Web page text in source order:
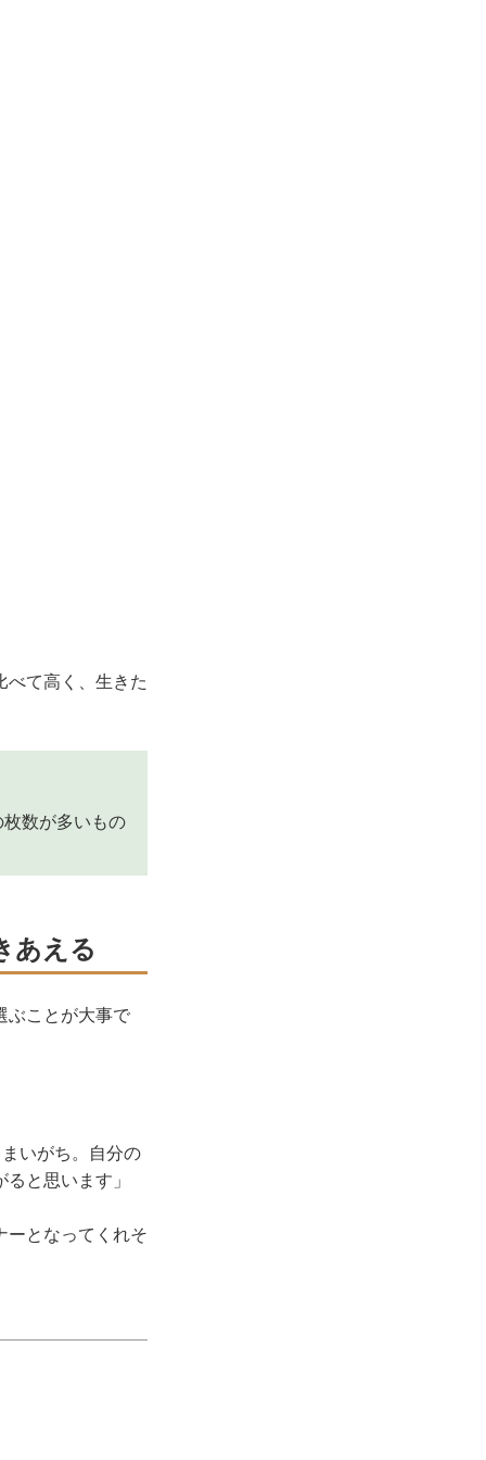
べて高く、生きた
数が多いもの
あえる
ぶことが大事で
いがち。自分の
と思います」
ーとなってくれそ